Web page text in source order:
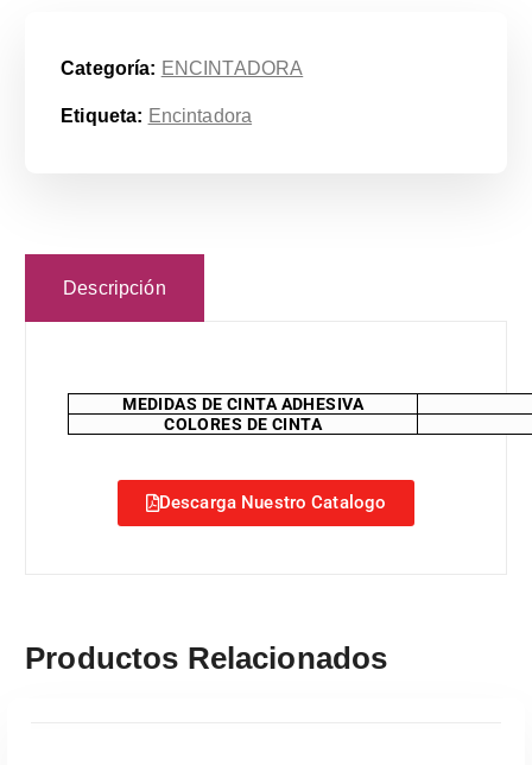
Categoría: ENCINTADORA
Etiqueta: Encintadora
Descripción
MEDIDAS DE CINTA ADHESIVA
COLORES DE CINTA
Descarga Nuestro Catalogo
Productos Relacionados